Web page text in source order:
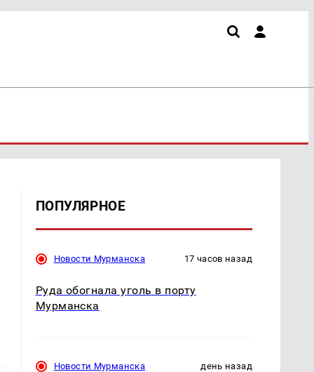
ПОПУЛЯРНОЕ
Новости Мурманска 17 часов назад
Руда обогнала уголь в порту
Мурманска
Новости Мурманска день назад